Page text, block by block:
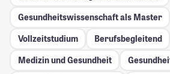
Gesundheitswissenschaft als Master
Vollzeitstudium
Berufsbegleitend
Medizin und Gesundheit